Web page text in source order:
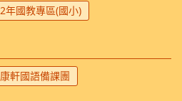
年國教專區(國小)
康軒國語備課團